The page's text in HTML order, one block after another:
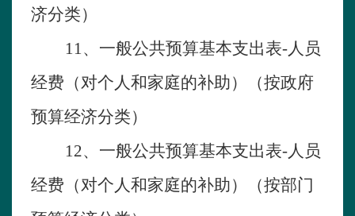
济分类）
11、一般公共预算基本支出表-人员
经费（对个人和家庭的补助）（按政府
预算经济分类）
12、一般公共预算基本支出表-人员
经费（对个人和家庭的补助）（按部门